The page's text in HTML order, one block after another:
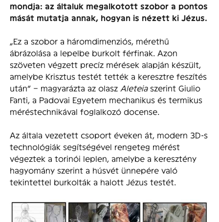
mondja: az általuk megalkotott szobor a pontos
mását mutatja annak, hogyan is nézett ki Jézus.
„Ez a szobor a háromdimenziós, mérethű
ábrázolása a lepelbe burkolt férfinak. Azon
szöveten végzett precíz mérések alapján készült,
amelybe Krisztus testét tették a keresztre feszítés
után” – magyarázta az olasz Aleteiaszerint Giulio
Fanti, a Padovai Egyetem mechanikus és termikus
méréstechnikával foglalkozó docense.
Az általa vezetett csoport éveken át, modern 3D-s
technológiák segítségével rengeteg mérést
végeztek a torinói leplen, amelybe a keresztény
hagyomány szerint a húsvét ünnepére való
tekintettel burkolták a halott Jézus testét.